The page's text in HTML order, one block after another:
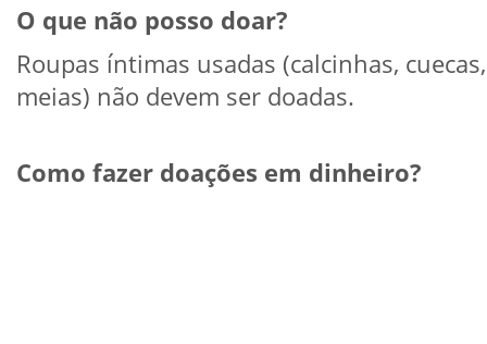
O que não posso doar?
Roupas íntimas usadas (calcinhas, cuecas,
meias) não devem ser doadas.
Como fazer doações em dinheiro?